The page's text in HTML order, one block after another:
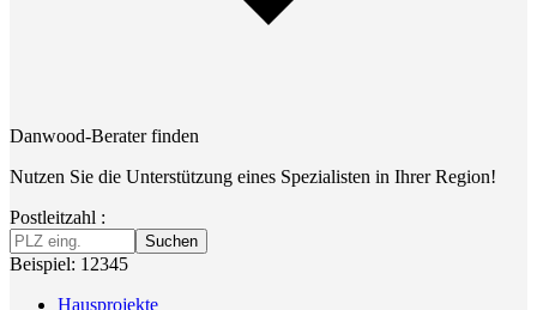
Danwood-Berater finden
Nutzen Sie die Unterstützung eines Spezialisten in Ihrer Region!
Postleitzahl :
Suchen
Beispiel: 12345
Hausprojekte